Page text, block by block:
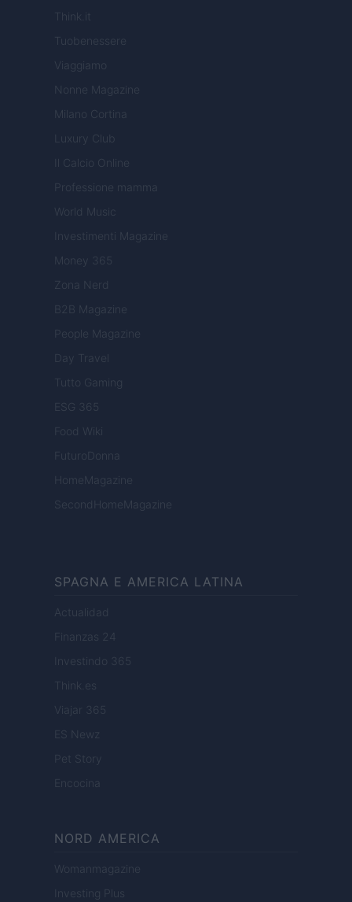
Think.it
Tuobenessere
Viaggiamo
Nonne Magazine
Milano Cortina
Luxury Club
Il Calcio Online
Professione mamma
World Music
Investimenti Magazine
Money 365
Zona Nerd
B2B Magazine
People Magazine
Day Travel
Tutto Gaming
ESG 365
Food Wiki
FuturoDonna
HomeMagazine
SecondHomeMagazine
SPAGNA E AMERICA LATINA
Actualidad
Finanzas 24
Investindo 365
Think.es
Viajar 365
ES Newz
Pet Story
Encocina
NORD AMERICA
Womanmagazine
Investing Plus